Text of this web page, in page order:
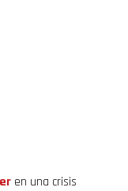
en una crisis